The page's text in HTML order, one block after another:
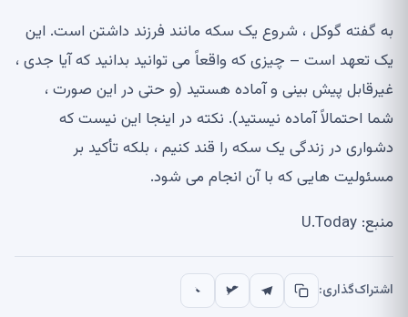
به گفته گوکل ، شروع یک سکه مانند فرزند داشتن است. این
یک تعهد است – چیزی که واقعاً می توانید بدانید که آیا جدی ،
غیرقابل پیش بینی و آماده هستید (و حتی در این صورت ،
شما احتمالاً آماده نیستید). نکته در اینجا این نیست که
دشواری در زندگی یک سکه را قند کنیم ، بلکه تأکید بر
مسئولیت هایی که با آن انجام می شود.
منبع: U.Today
اشتراک‌گذاری: